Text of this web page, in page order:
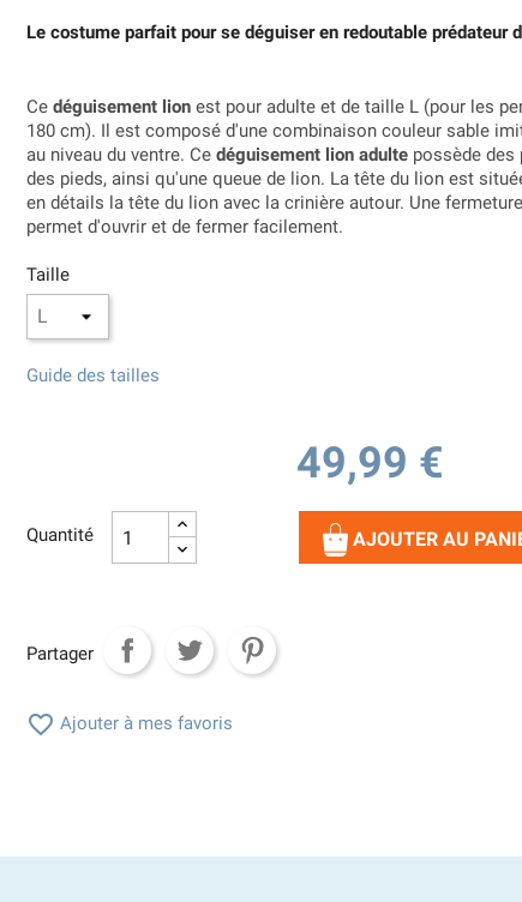
Le costume parfait pour se déguiser en redoutable prédateur
Ce déguisement lion est pour adulte et de taille L (pour les
180 cm). Il est composé d'une combinaison couleur sable
au niveau du ventre. Ce déguisement lion adulte possède des
des pieds, ainsi qu'une queue de lion. La tête du lion est
en détails la tête du lion avec la crinière autour. Une
permet d'ouvrir et de fermer facilement.
Taille
Guide des tailles
49,99 €
Quantité AJOUTER AU
Partager
 Ajouter à mes favoris